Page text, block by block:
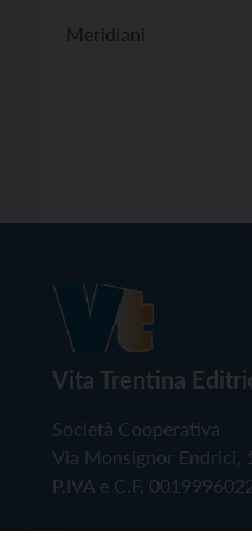
Meridiani
Vita Trentina
Società Cooperativa
Via Monsignor Endrici,
P.IVA e C.F.